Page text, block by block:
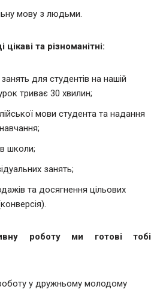
мову з людьми.
та різноманітні:
для студентів на нашій
триває 30 хвилин;
мови студента та надання
школи;
занять;
та досягнення цільових
роботу ми готові тобі
у дружньому молодому